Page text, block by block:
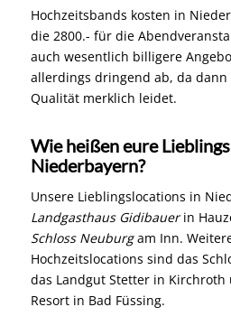
Hochzeitsbands kosten in
die 2800.- für die
auch wesentlich billigere
allerdings dringend ab, da dann
Qualität merklich leidet.
Wie heißen eure
Niederbayern?
Unsere Lieblingslocations in
Landgasthaus Gidibauerin
Schloss Neuburgam Inn.
Hochzeitslocations sind das
das Landgut Stetter in Kirchroth
Resort in Bad Füssing.